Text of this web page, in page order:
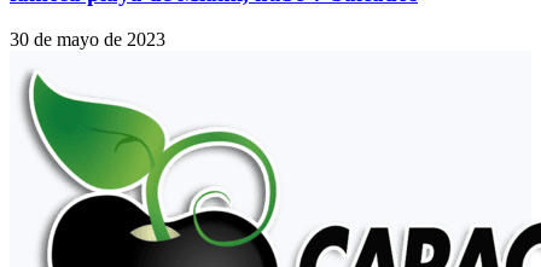
30 de mayo de 2023